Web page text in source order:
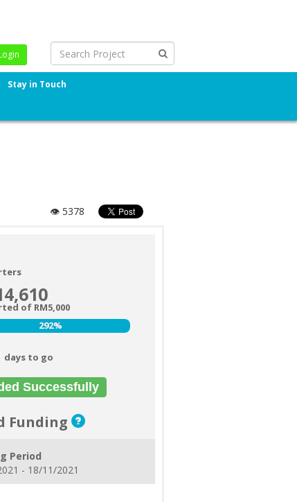
Stay in Touch
👁 5378
of RM5,000
292%
292%
days to go
Successfully
Funding
Period
- 18/11/2021